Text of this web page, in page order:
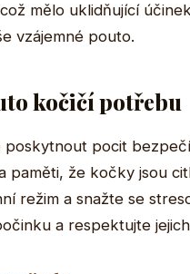
mělo uklidňující
vzájemné pouto.
kočičí potřebu
pocit
paměti, že kočky jsou
režim a snažte se
a respektujte